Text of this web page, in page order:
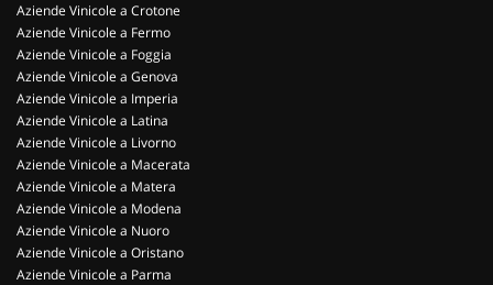
Aziende Vinicole a Crotone
Aziende Vinicole a Fermo
Aziende Vinicole a Foggia
Aziende Vinicole a Genova
Aziende Vinicole a Imperia
Aziende Vinicole a Latina
Aziende Vinicole a Livorno
Aziende Vinicole a Macerata
Aziende Vinicole a Matera
Aziende Vinicole a Modena
Aziende Vinicole a Nuoro
Aziende Vinicole a Oristano
Aziende Vinicole a Parma